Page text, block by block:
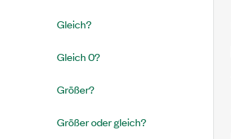
Gleich?
Gleich 0?
Größer?
Größer oder gleich?